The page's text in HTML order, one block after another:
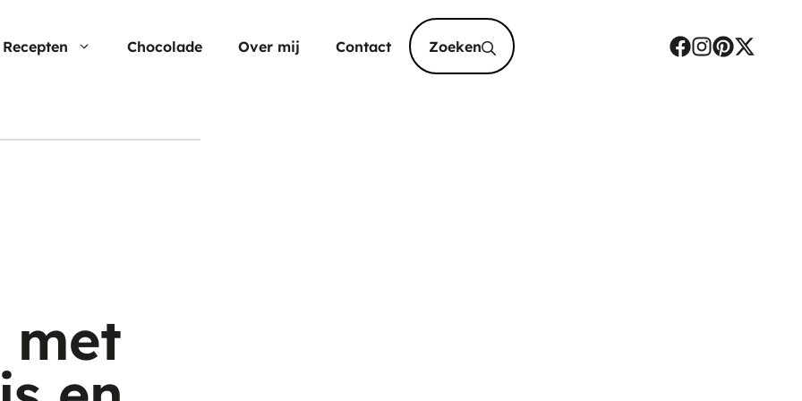
Recepten Chocolade Over mij Contact
met